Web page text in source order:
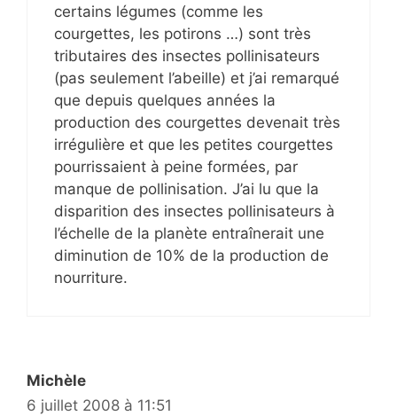
certains légumes (comme les
courgettes, les potirons …) sont très
tributaires des insectes pollinisateurs
(pas seulement l’abeille) et j’ai remarqué
que depuis quelques années la
production des courgettes devenait très
irrégulière et que les petites courgettes
pourrissaient à peine formées, par
manque de pollinisation. J’ai lu que la
disparition des insectes pollinisateurs à
l’échelle de la planète entraînerait une
diminution de 10% de la production de
nourriture.
Michèle
6 juillet 2008 à 11:51